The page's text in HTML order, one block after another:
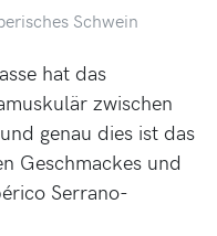
Schwein
hat das
zwischen
genau dies ist das
Geschmackes und
Serrano-